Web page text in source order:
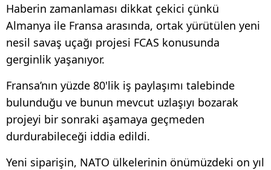
Haberin zamanlaması dikkat çekici çünkü
Almanya ile Fransa arasında, ortak yürütülen yeni
nesil savaş uçağı projesi FCAS konusunda
gerginlik yaşanıyor.
Fransa’nın yüzde 80'lik iş paylaşımı talebinde
bulunduğu ve bunun mevcut uzlaşıyı bozarak
projeyi bir sonraki aşamaya geçmeden
durdurabileceği iddia edildi.
Yeni siparişin, NATO ülkelerinin önümüzdeki on yıl